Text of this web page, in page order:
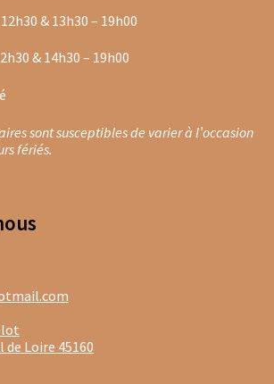
& 13h30 – 19h00
& 14h30 – 19h00
sont susceptibles de varier à l’occasion
fériés.
de Loire 45160